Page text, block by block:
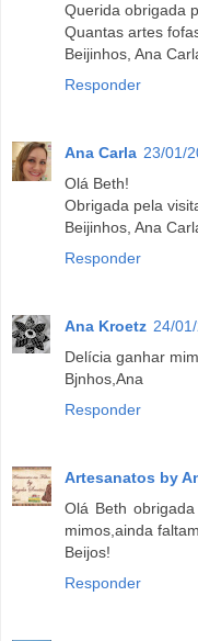
Querida obrigada
Quantas artes
Beijinhos, Ana
Responder
Ana Carla 23/01/
Olá Beth!
Obrigada pela
Beijinhos, Ana
Responder
Ana Kroetz 24/
Delícia ganhar
Bjnhos,Ana
Responder
Artesanatos by
Olá Beth
mimos,ainda
Beijos!
Responder